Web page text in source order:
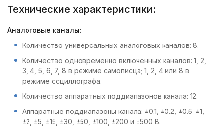
Технические характеристики:
Аналоговые каналы:
Количество универсальных аналоговых каналов: 8.
Количество одновременно включенных каналов: 1, 2,
3, 4, 5, 6, 7, 8 в режиме самописца; 1, 2, 4 или 8 в
режиме осциллографа.
Количество аппаратных поддиапазонов канала: 12.
Аппаратные поддиапазоны канала: ±0.1, ±0.2, ±0.5, ±1,
±2, ±5, ±15, ±30, ±50, ±100, ±200 и ±500 В.